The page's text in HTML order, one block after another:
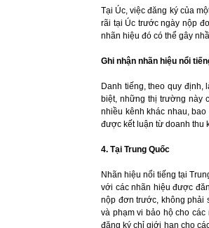
Tại Úc, việc đăng ký của
rãi tại Úc trước ngày nộp
nhãn hiệu đó có thể gây
Ghi nhận nhãn hiệu nổi
Danh tiếng, theo quy
biệt, những thị trường này
nhiều kênh khác nhau,
được kết luận từ doanh thu
4. Tại Trung Quốc
Nhãn hiệu nổi tiếng tại
với các nhãn hiệu được
nộp đơn trước, không phải
và phạm vi bảo hộ cho
đăng ký chỉ giới hạn cho